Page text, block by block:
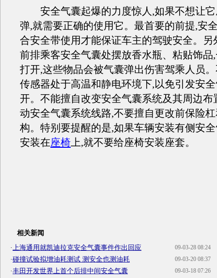
安全气囊起爆的力度惊人,如果不想让它
弹,就需要正确的使用它。最首要的前提,安
合安全带使用才能保证车主的驾驶安全。另
前排乘客安全气囊处摆放香水瓶、粘贴饰品
打开,这些物品会被气囊弹出伤害驾乘人员
传感器处于高温和静电环境下,以免引发安
开。不能擅自改变安全气囊系统及其周边布
动安全气囊系统线路,不要擅自更改前保险
构。特别要提醒的是,如果车辆安装有侧安
安装在座椅上,就不要给座椅安装座套。
相关新闻
09-03-28 08:24
· 上海通用就凯迪拉克安全气囊事件作出回应
09-03-20 08:37
·碰撞试验拟增油耗测试 测安全也测油耗
09-03-18 07:26
·丰田开发世界上首个后排中间安全气囊